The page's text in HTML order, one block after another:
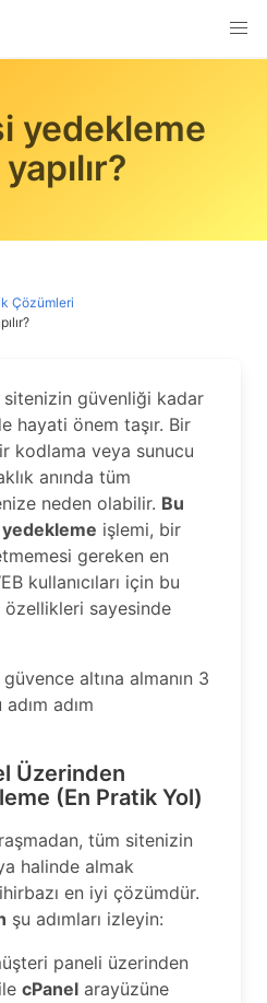
yedekleme
Çözümleri
güvenliği kadar
hayati önem taşır. Bir
kodlama veya sunucu
anında tüm
neden olabilir. Bu
işlemi, bir
gereken en
kullanıcıları için bu
sayesinde
altına almanın 3
adım
Üzerinden
(En Pratik Yol)
tüm sitenizin
halinde almak
en iyi çözümdür.
şu adımları izleyin:
paneli üzerinden
cPanel arayüzüne